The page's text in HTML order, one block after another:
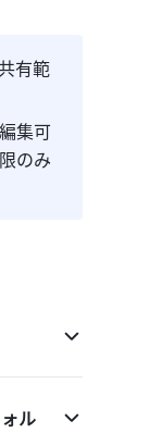
有範
集可
のみ
ル